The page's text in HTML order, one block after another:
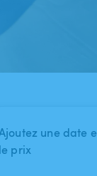
une date
prix